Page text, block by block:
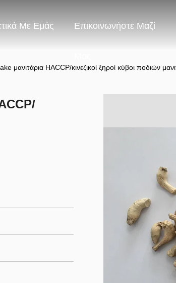
Με Εμάς Επικοινωνήστε Μαζί
μανιτάρια HACCP/κινεζικοί ξηροί κύβοι ποδιών